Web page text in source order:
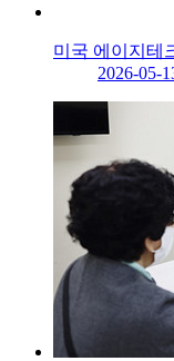
미국 에이지테
2026-05-